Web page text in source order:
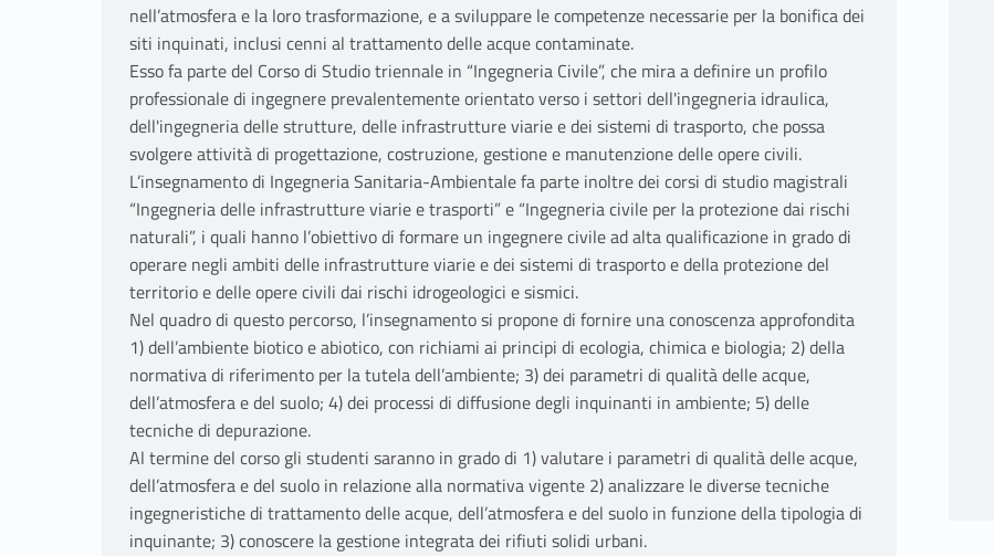
nell’atmosfera e la loro trasformazione, e a sviluppare le competenze necessarie per la bonifica dei
siti inquinati, inclusi cenni al trattamento delle acque contaminate.
Esso fa parte del Corso di Studio triennale in “Ingegneria Civile”, che mira a definire un profilo
professionale di ingegnere prevalentemente orientato verso i settori dell'ingegneria idraulica,
dell'ingegneria delle strutture, delle infrastrutture viarie e dei sistemi di trasporto, che possa
svolgere attività di progettazione, costruzione, gestione e manutenzione delle opere civili.
L’insegnamento di Ingegneria Sanitaria-Ambientale fa parte inoltre dei corsi di studio magistrali
“Ingegneria delle infrastrutture viarie e trasporti” e “Ingegneria civile per la protezione dai rischi
naturali”, i quali hanno l’obiettivo di formare un ingegnere civile ad alta qualificazione in grado di
operare negli ambiti delle infrastrutture viarie e dei sistemi di trasporto e della protezione del
territorio e delle opere civili dai rischi idrogeologici e sismici.
Nel quadro di questo percorso, l’insegnamento si propone di fornire una conoscenza approfondita
1) dell’ambiente biotico e abiotico, con richiami ai principi di ecologia, chimica e biologia; 2) della
normativa di riferimento per la tutela dell’ambiente; 3) dei parametri di qualità delle acque,
dell’atmosfera e del suolo; 4) dei processi di diffusione degli inquinanti in ambiente; 5) delle
tecniche di depurazione.
Al termine del corso gli studenti saranno in grado di 1) valutare i parametri di qualità delle acque,
dell’atmosfera e del suolo in relazione alla normativa vigente 2) analizzare le diverse tecniche
ingegneristiche di trattamento delle acque, dell’atmosfera e del suolo in funzione della tipologia di
inquinante; 3) conoscere la gestione integrata dei rifiuti solidi urbani.